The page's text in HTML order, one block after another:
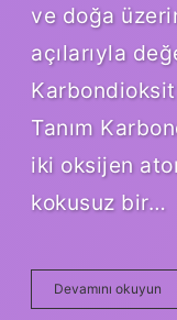
ve doğa
açılarıyla
Tanım
iki oksijen
kokusuz bir…
Devamını okuyun